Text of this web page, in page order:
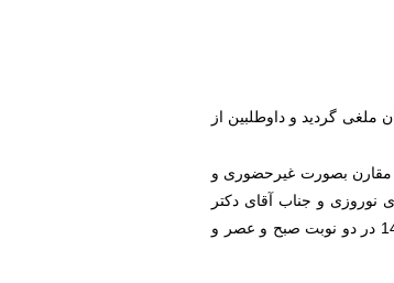
گردید و داوطلبین از
مقارن بصورت غیرحضوری و
نوروزی و جناب آقای دکتر
اسداله رضائی و حجج اسلام مهدی صداقت و جواد لطفی و آقایان طه سمعی، آقای درزی و آقای صداقت در روزهای چهارشنبه 1400/06/24 در دو نوبت صبح و عصر و